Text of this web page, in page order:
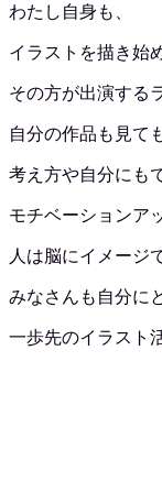
わたし自身も、
イラストを描き始
その方が出演する
自分の作品も見て
考え方や自分にも
モチベーションア
人は脳にイメージ
みなさんも自分に
一歩先のイラスト